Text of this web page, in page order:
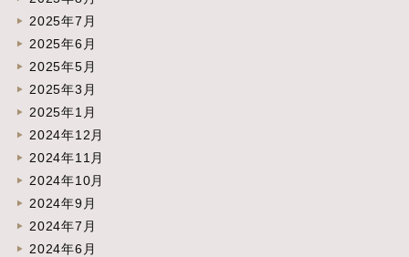
2025年7月
2025年6月
2025年5月
2025年3月
2025年1月
2024年12月
2024年11月
2024年10月
2024年9月
2024年7月
2024年6月